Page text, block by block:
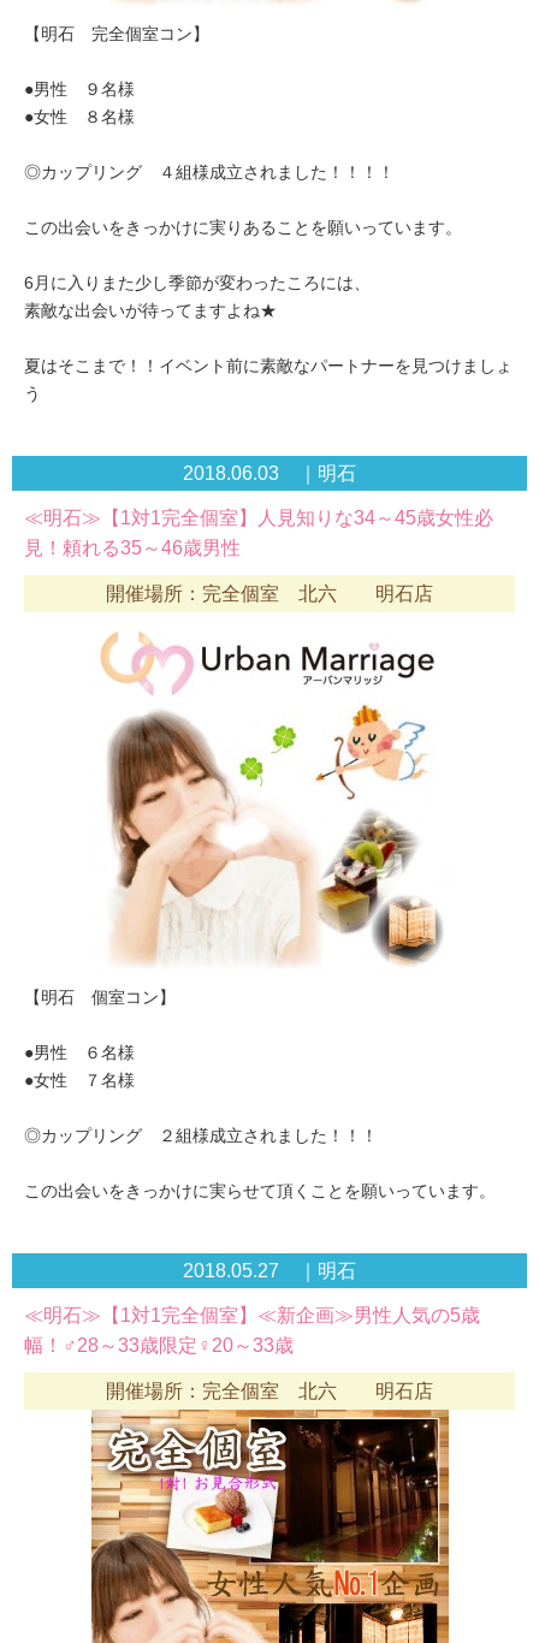
【明石 完全個室コン】
●男性 ９名様
●女性 ８名様
◎カップリング ４組様成立されました！！！！
この出会いをきっかけに実りあることを願いっています。
6月に入りまた少し季節が変わったころには、
素敵な出会いが待ってますよね★
夏はそこまで！！イベント前に素敵なパートナーを見つけましょ
う
2018.06.03 ｜明石
≪明石≫【1対1完全個室】人見知りな34～45歳女性必
見！頼れる35～46歳男性
開催場所：完全個室 北六 明石店
【明石 個室コン】
●男性 ６名様
●女性 ７名様
◎カップリング ２組様成立されました！！！
この出会いをきっかけに実らせて頂くことを願いっています。
2018.05.27 ｜明石
≪明石≫【1対1完全個室】≪新企画≫男性人気の5歳
幅！♂28～33歳限定♀20～33歳
開催場所：完全個室 北六 明石店